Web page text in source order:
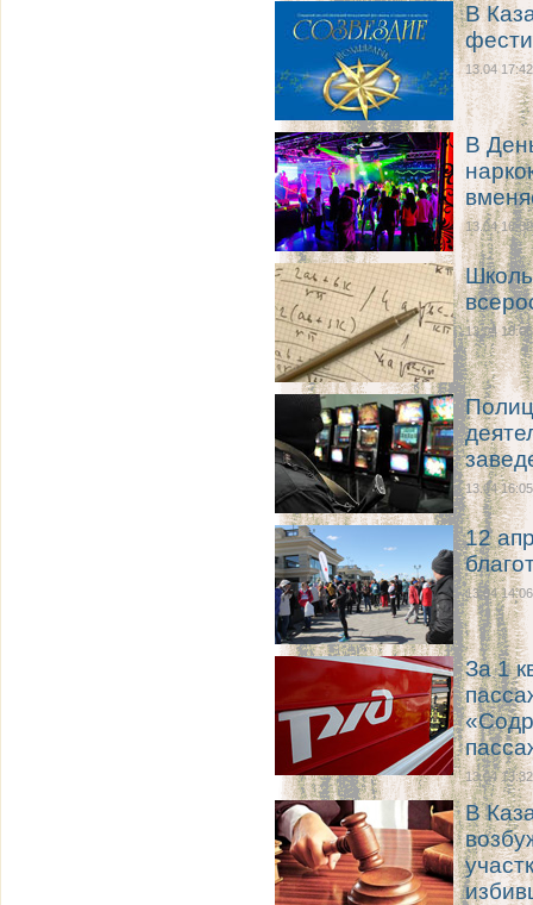
В
13.04 17:42
В
13.04 16:32
13.04 16:06
13.04 16:05
12
13.04 14:06
За 1
13.04 13:32
В